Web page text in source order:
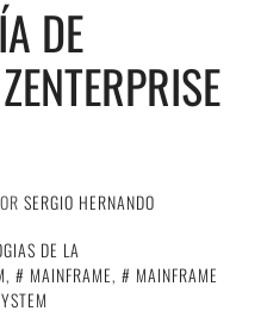
DE
SERGIO HERNANDO
DE LA
, MAINFRAME,
MAINFRAME